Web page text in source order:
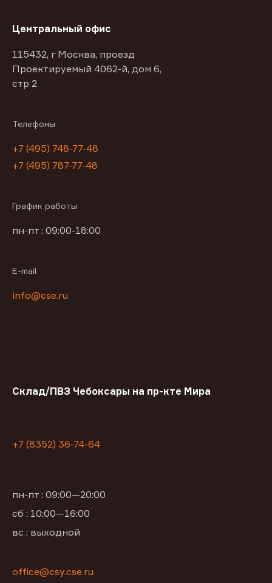
Центральный офис
115432, г Москва, проезд
Проектируемый 4062-й, дом 6,
стр 2
Телефоны
+7 (495) 748-77-48
+7 (495) 787-77-48
График работы
пн-пт : 09:00-18:00
E-mail
info@cse.ru
Склад/ПВЗ Чебоксары на пр-кте Мира
+7 (8352) 36-74-64
пн-пт : 09:00—20:00
сб : 10:00—16:00
вс : выходной
office@csy.cse.ru